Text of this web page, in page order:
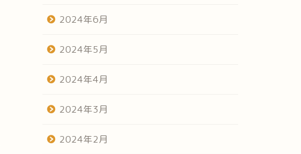
2024年6月
2024年5月
2024年4月
2024年3月
2024年2月